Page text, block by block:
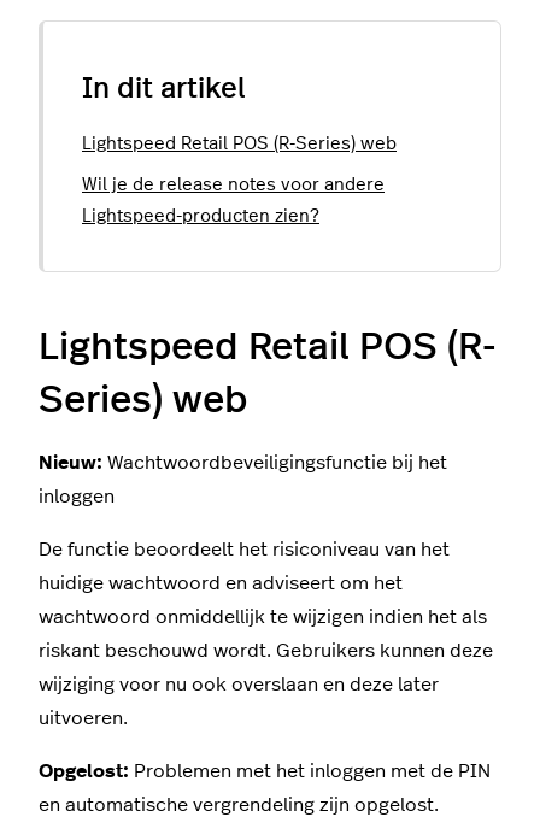
In dit artikel
Lightspeed Retail POS (R-Series) web
Wil je de release notes voor andere
Lightspeed-producten zien?
Lightspeed Retail POS (R-
Series) web
Nieuw: Wachtwoordbeveiligingsfunctie bij het
inloggen
De functie beoordeelt het risiconiveau van het
huidige wachtwoord en adviseert om het
wachtwoord onmiddellijk te wijzigen indien het als
riskant beschouwd wordt. Gebruikers kunnen deze
wijziging voor nu ook overslaan en deze later
uitvoeren.
Opgelost: Problemen met het inloggen met de PIN
en automatische vergrendeling zijn opgelost.